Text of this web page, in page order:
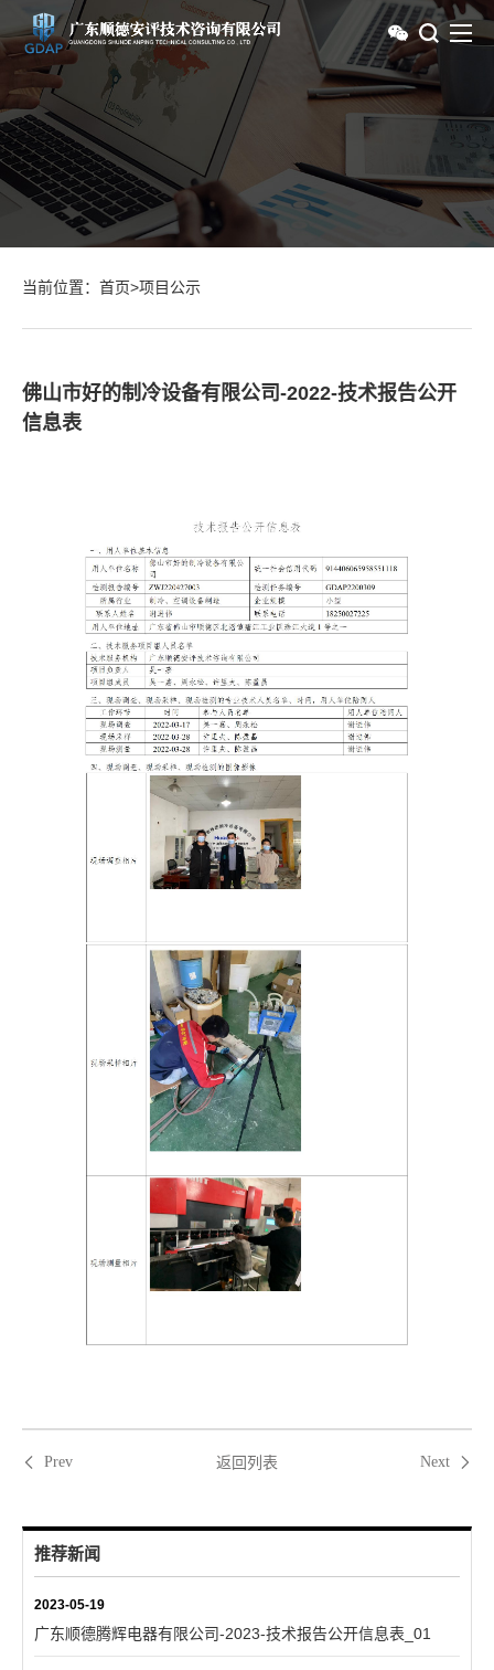
当前位置： 首页>项目公示
佛山市好的制冷设备有限公司-2022-技术报告公开
信息表
Prev 返回列表 Next
推荐新闻
2023-05-19
广东顺德腾辉电器有限公司-2023-技术报告公开信息表_01